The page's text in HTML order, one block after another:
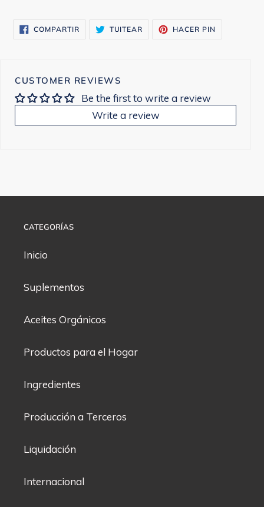
COMPARTIRCOMPARTIR
EN
TUITEAR TUITEARHACER PIN
CUSTOMER REVIEWS
Be the first to write a review
Write a review
CATEGORÍAS
Inicio
Suplementos
Aceites Orgánicos
Productos para el Hogar
Ingredientes
Producción a Terceros
Liquidación
Internacional